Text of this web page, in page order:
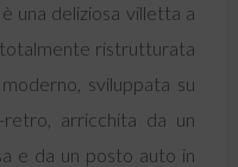
una deliziosa villetta a
totalmente ristrutturata
sviluppata su
arricchita da un
e da un posto auto in